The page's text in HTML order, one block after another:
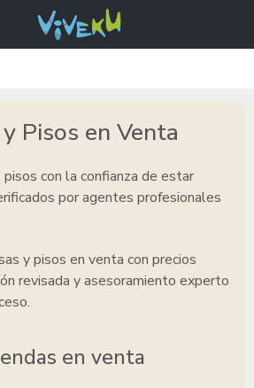
Pisos en Venta
pisos con la confianza de estar
por agentes profesionales
y pisos en venta con precios
revisada y asesoramiento experto
en venta